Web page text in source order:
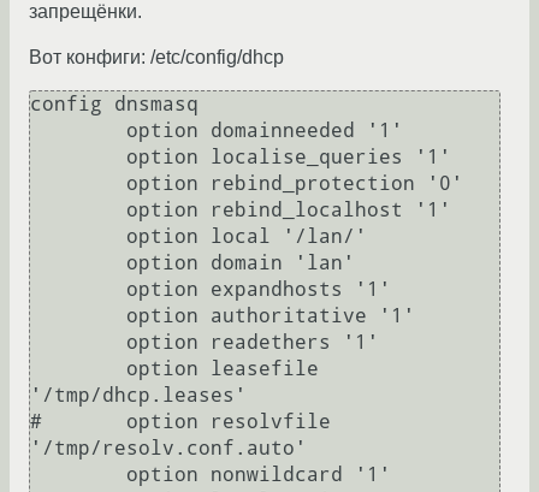
запрещёнки.
Вот конфиги: /etc/config/dhcp
config dnsmasq
'/tmp/dhcp.leases'
#       option resolvfile
'/tmp/resolv.conf.auto'